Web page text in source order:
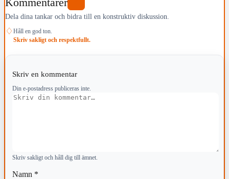
Kommentarer
Dela dina tankar och bidra till en konstruktiv diskussion.
♢ Håll en god ton.
Skriv sakligt och respektfullt.
Skriv en kommentar
Din e-postadress publiceras inte.
Kommentar
Skriv sakligt och håll dig till ämnet.
Namn *